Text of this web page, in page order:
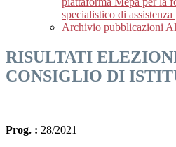
specialistico di
Archivio pubblicazioni
RISULTATI
CONSIGLIO DI
Prog. : 28/2021